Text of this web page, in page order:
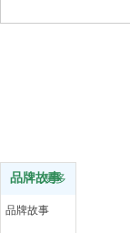
品牌故事
更多
品牌故事